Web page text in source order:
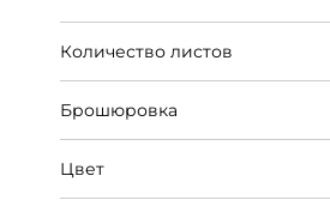
Количество листов
Брошюровка
Цвет